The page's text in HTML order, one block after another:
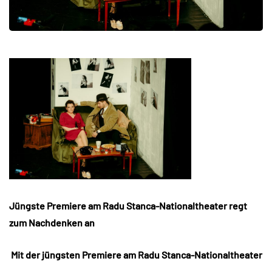
Jüngste Premiere am Radu Stanca-Nationaltheater regt
zum Nachdenken an
Mit der jüngsten Premiere am Radu Stanca-Nationaltheater